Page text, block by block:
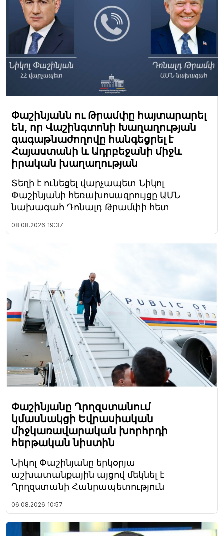
Փաշինյանն ու Թրամփը հայտարարել
են, որ Վաշինգտոնի Խաղաղության
գագաթնաժողովը հանգեցրել է
Հայաստանի և Ադրբեջանի միջև
իրական խաղաղության
Տեղի է ունեցել վարչապետ Նիկոլ
Փաշինյանի հեռախոսազրույցը ԱՄՆ
նախագահ Դոնալդ Թրամփի հետ
08.08.2026 19:37
Փաշինյանը Ղրղզստանում
կմասնակցի Եվրասիական
միջկառավարական խորհրդի
հերթական նիստին
Նիկոլ Փաշինյանը երկօրյա
աշխատանքային այցով մեկնել է
Ղրղզստանի Հանրապետություն
06.08.2026 10:57